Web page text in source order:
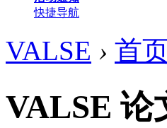
快捷导航
VALSE › 首
VALSE 论